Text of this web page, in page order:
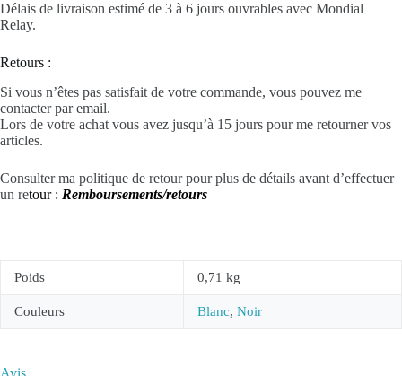
Délais de livraison estimé de 3 à 6 jours ouvrables avec Mondial
Relay.
Retours :
Si vous n’êtes pas satisfait de votre commande, vous pouvez me
contacter par email.
Lors de votre achat vous avez jusqu’à 15 jours pour me retourner vos
articles.
Consulter ma politique de retour pour plus de détails avant d’effectuer
un retour : Remboursements/retours
Poids 0,71 kg
Couleurs Blanc, Noir